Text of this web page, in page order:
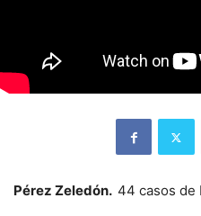
Pérez Zeledón. 44 casos de